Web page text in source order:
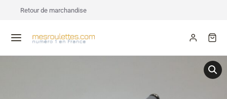
Retour de marchandise